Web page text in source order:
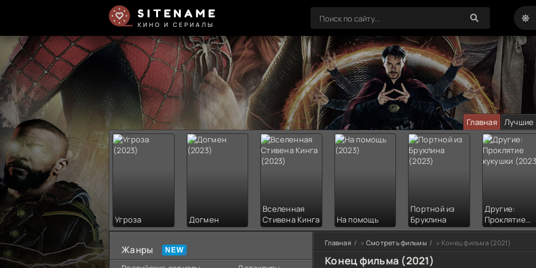
SITENAME
КИНО И СЕРИАЛЫ
Главная Лучшие
Угроза Догмен
Вселенная
Стивена Кинга
На помощь
Портной из
Бруклина
Другие:
Проклятие
кукушки
Жанры
Главная » Смотреть фильмы » Конец фильма (2021)
Конец фильма (2021)